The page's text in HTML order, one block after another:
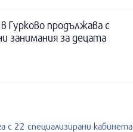
Гурково продължава с
занимания за децата
с 22 специализирани кабинета